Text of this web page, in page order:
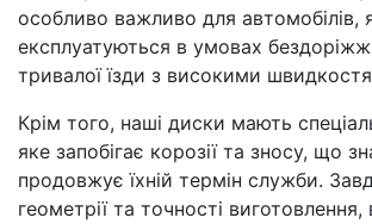
особливо важливо для автомобілів,
експлуатуються в умовах
тривалої їзди з високими
Крім того, наші диски мають
яке запобігає корозії та зносу, що
продовжує їхній термін служби.
геометрії та точності